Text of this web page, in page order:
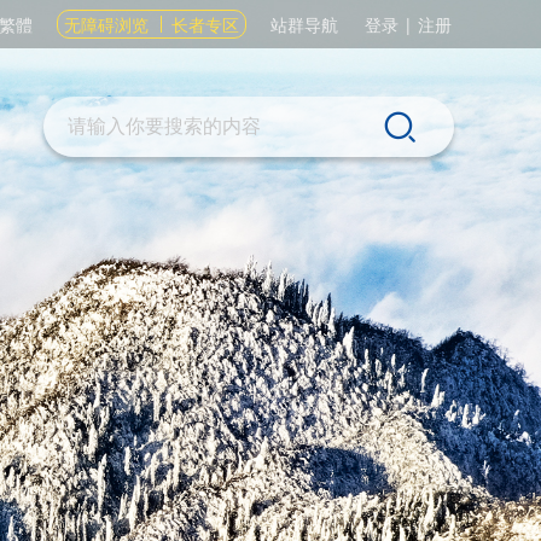
繁體 无障碍浏览 长者专区 站群导航 登录 | 注册